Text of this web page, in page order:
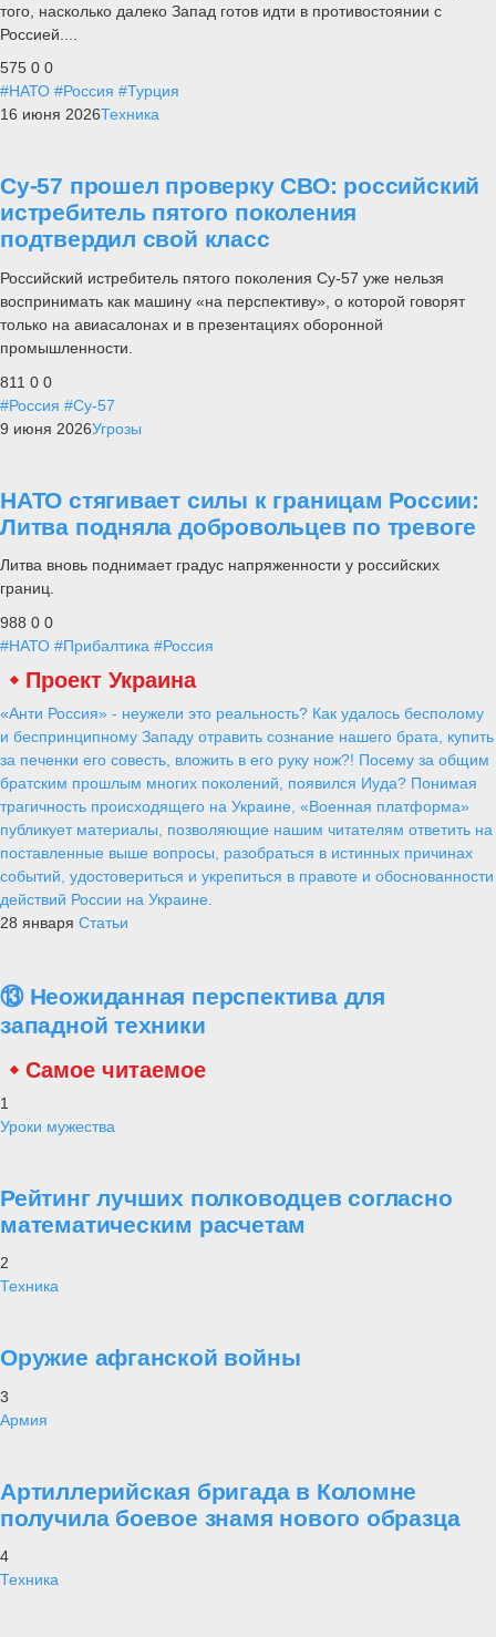
того, насколько далеко Запад готов идти в противостоянии с
Россией....
575 0 0
#НАТО #Россия #Турция
16 июня 2026Техника
Су-57 прошел проверку СВО: российский
истребитель пятого поколения
подтвердил свой класс
Российский истребитель пятого поколения Су-57 уже нельзя
воспринимать как машину «на перспективу», о которой говорят
только на авиасалонах и в презентациях оборонной
промышленности.
811 0 0
#Россия #Су-57
9 июня 2026Угрозы
НАТО стягивает силы к границам России:
Литва подняла добровольцев по тревоге
Литва вновь поднимает градус напряженности у российских
границ.
988 0 0
#НАТО #Прибалтика #Россия
Проект Украина
«Анти Россия» - неужели это реальность? Как удалось бесполому
и беспринципному Западу отравить сознание нашего брата, купить
за печенки его совесть, вложить в его руку нож?! Посему за общим
братским прошлым многих поколений, появился Иуда? Понимая
трагичность происходящего на Украине, «Военная платформа»
публикует материалы, позволяющие нашим читателям ответить на
поставленные выше вопросы, разобраться в истинных причинах
событий, удостовериться и укрепиться в правоте и обоснованности
действий России на Украине.
28 января Статьи
⑬ Неожиданная перспектива для
западной техники
Самое читаемое
1
Уроки мужества
Рейтинг лучших полководцев согласно
математическим расчетам
2
Техника
Оружие афганской войны
3
Армия
Артиллерийская бригада в Коломне
получила боевое знамя нового образца
4
Техника